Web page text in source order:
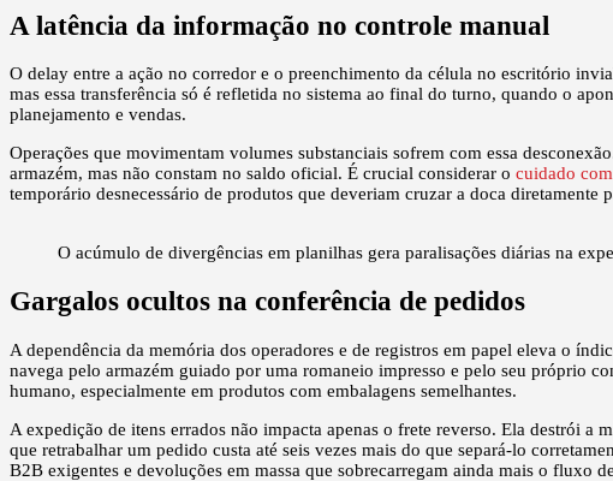
A latência da informação no controle manual
O delay entre a ação no corredor e o preenchimento da célula no escritório
mas essa transferência só é refletida no sistema ao final do turno, quando o
planejamento e vendas.
Operações que movimentam volumes substanciais sofrem com essa
armazém, mas não constam no saldo oficial. É crucial considerar o cuidado
temporário desnecessário de produtos que deveriam cruzar a doca diretamente
O acúmulo de divergências em planilhas gera paralisações diárias na
Gargalos ocultos na conferência de pedidos
A dependência da memória dos operadores e de registros em papel eleva o
navega pelo armazém guiado por uma romaneio impresso e pelo seu próprio
humano, especialmente em produtos com embalagens semelhantes.
A expedição de itens errados não impacta apenas o frete reverso. Ela destrói a
que retrabalhar um pedido custa até seis vezes mais do que separá-lo
B2B exigentes e devoluções em massa que sobrecarregam ainda mais o fluxo